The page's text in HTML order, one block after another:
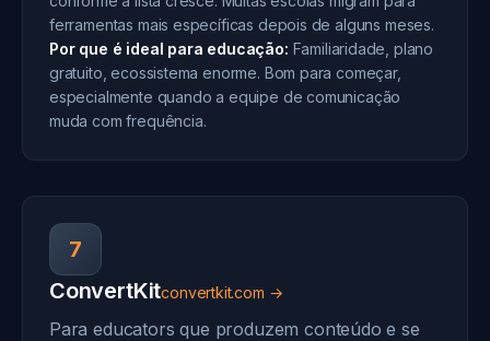
ferramentas mais específicas depois de alguns meses.
Por que é ideal para educação: Familiaridade, plano
gratuito, ecossistema enorme. Bom para começar,
especialmente quando a equipe de comunicação
muda com frequência.
7
ConvertKitconvertkit.com →
Para educators que produzem conteúdo e se